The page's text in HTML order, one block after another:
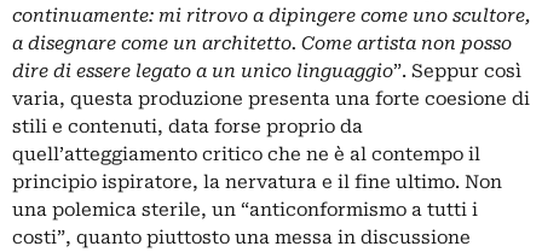
continuamente: mi ritrovo a dipingere come uno scultore,
a disegnare come un architetto. Come artista non posso
dire di essere legato a un unico linguaggio”. Seppur così
varia, questa produzione presenta una forte coesione di
stili e contenuti, data forse proprio da
quell’atteggiamento critico che ne è al contempo il
principio ispiratore, la nervatura e il fine ultimo. Non
una polemica sterile, un “anticonformismo a tutti i
costi”, quanto piuttosto una messa in discussione